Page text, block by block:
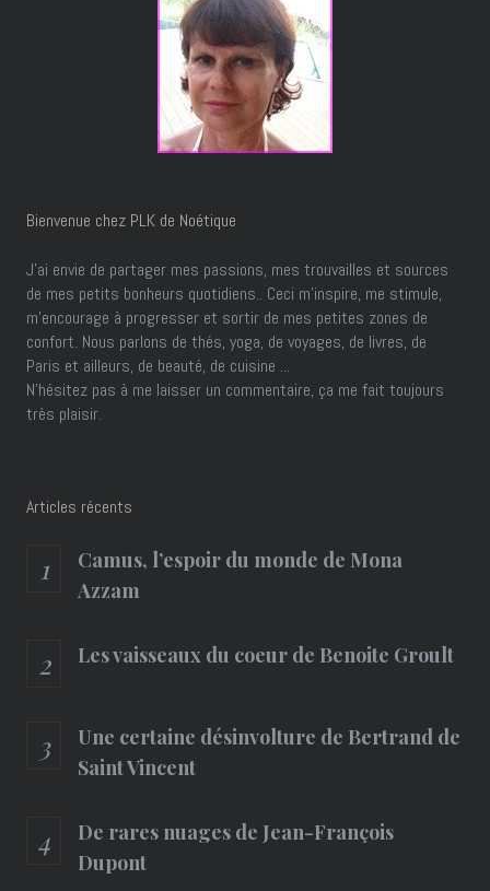
Bienvenue chez PLK de Noétique
J’ai envie de partager mes passions, mes trouvailles et sources
de mes petits bonheurs quotidiens.. Ceci m'inspire, me stimule,
m'encourage à progresser et sortir de mes petites zones de
confort. Nous parlons de thés, yoga, de voyages, de livres, de
Paris et ailleurs, de beauté, de cuisine ...
N'hésitez pas à me laisser un commentaire, ça me fait toujours
très plaisir.
Articles récents
Camus, l’espoir du monde de Mona
Azzam
Les vaisseaux du coeur de Benoite Groult
Une certaine désinvolture de Bertrand de
Saint Vincent
De rares nuages de Jean-François
Dupont